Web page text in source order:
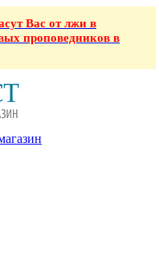
Вас от лжи в
проповедников в